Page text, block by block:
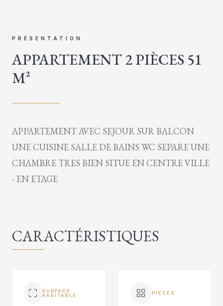
PRÉSENTATION
APPARTEMENT 2 PIÈCES 51
M²
APPARTEMENT AVEC SEJOUR SUR BALCON
UNE CUISINE SALLE DE BAINS WC SEPARE UNE
CHAMBRE TRES BIEN SITUE EN CENTRE VILLE
- EN ETAGE
CARACTÉRISTIQUES
SURFACE
HABITABLE
PIÈCES